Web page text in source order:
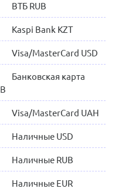
ВТБ RUB
Kaspi Bank KZT
Visa/MasterCard USD
Банковская карта
Visa/MasterCard UAH
Наличные USD
Наличные RUB
Наличные EUR